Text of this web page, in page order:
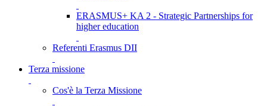
ERASMUS+ KA 2 - Strategic Partnerships for
higher education
Referenti Erasmus DII
Terza missione
Cos'è la Terza Missione